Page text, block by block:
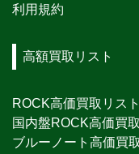
利用規約
高額買取リスト
ROCK高価買取リスト
国内盤ROCK高価買
ブルーノート高価買